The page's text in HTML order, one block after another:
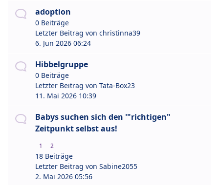
adoption
0 Beiträge
Letzter Beitrag von christinna39
6. Jun 2026 06:24
Hibbelgruppe
0 Beiträge
Letzter Beitrag von Tata-Box23
11. Mai 2026 10:39
Babys suchen sich den '"richtigen"
Zeitpunkt selbst aus!
1 2
18 Beiträge
Letzter Beitrag von Sabine2055
2. Mai 2026 05:56